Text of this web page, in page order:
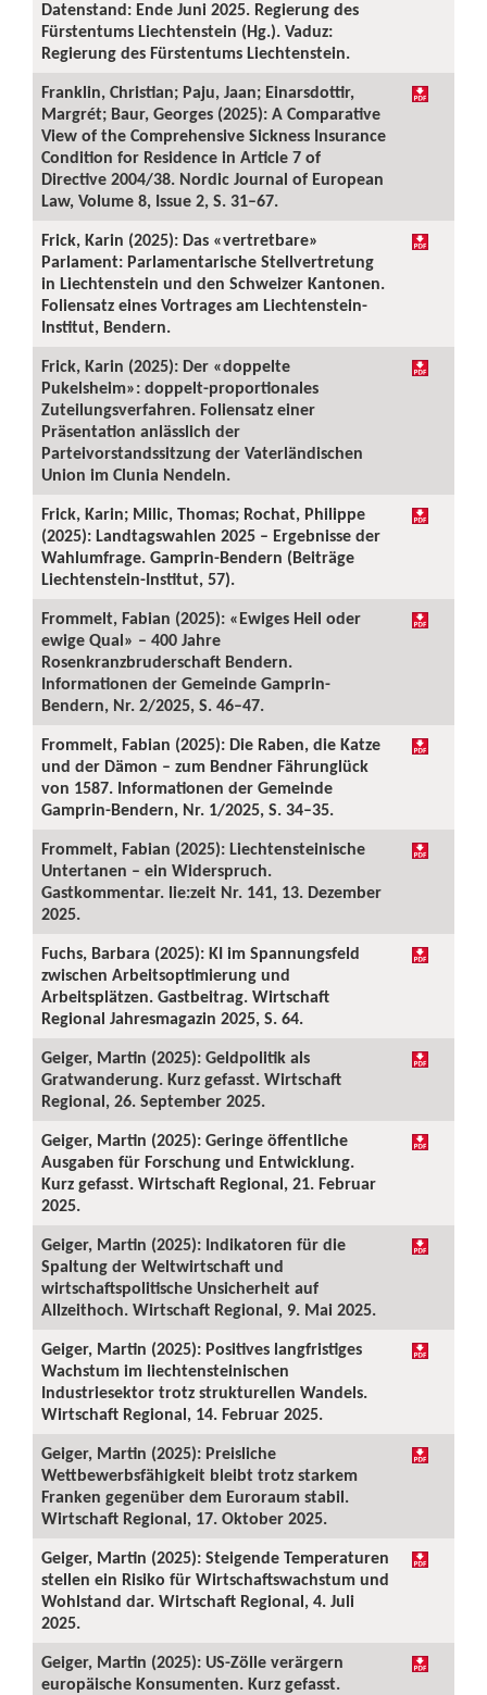
Datenstand: Ende Juni 2025. Regierung des
Fürstentums Liechtenstein (Hg.). Vaduz:
Regierung des Fürstentums Liechtenstein.
Franklin, Christian; Paju, Jaan; Einarsdottir,
Margrét; Baur, Georges (2025): A Comparative
View of the Comprehensive Sickness Insurance
Condition for Residence in Article 7 of
Directive 2004/38. Nordic Journal of European
Law, Volume 8, Issue 2, S. 31–67.
Frick, Karin (2025): Das «vertretbare»
Parlament: Parlamentarische Stellvertretung
in Liechtenstein und den Schweizer Kantonen.
Foliensatz eines Vortrages am Liechtenstein-
Institut, Bendern.
Frick, Karin (2025): Der «doppelte
Pukelsheim»: doppelt-proportionales
Zuteilungsverfahren. Foliensatz einer
Präsentation anlässlich der
Parteivorstandssitzung der Vaterländischen
Union im Clunia Nendeln.
Frick, Karin; Milic, Thomas; Rochat, Philippe
(2025): Landtagswahlen 2025 – Ergebnisse der
Wahlumfrage. Gamprin-Bendern (Beiträge
Liechtenstein-Institut, 57).
Frommelt, Fabian (2025): «Ewiges Heil oder
ewige Qual» – 400 Jahre
Rosenkranzbruderschaft Bendern.
Informationen der Gemeinde Gamprin-
Bendern, Nr. 2/2025, S. 46–47.
Frommelt, Fabian (2025): Die Raben, die Katze
und der Dämon – zum Bendner Fährunglück
von 1587. Informationen der Gemeinde
Gamprin-Bendern, Nr. 1/2025, S. 34–35.
Frommelt, Fabian (2025): Liechtensteinische
Untertanen – ein Widerspruch.
Gastkommentar. lie:zeit Nr. 141, 13. Dezember
2025.
Fuchs, Barbara (2025): KI im Spannungsfeld
zwischen Arbeitsoptimierung und
Arbeitsplätzen. Gastbeitrag. Wirtschaft
Regional Jahresmagazin 2025, S. 64.
Geiger, Martin (2025): Geldpolitik als
Gratwanderung. Kurz gefasst. Wirtschaft
Regional, 26. September 2025.
Geiger, Martin (2025): Geringe öffentliche
Ausgaben für Forschung und Entwicklung.
Kurz gefasst. Wirtschaft Regional, 21. Februar
2025.
Geiger, Martin (2025): Indikatoren für die
Spaltung der Weltwirtschaft und
wirtschaftspolitische Unsicherheit auf
Allzeithoch. Wirtschaft Regional, 9. Mai 2025.
Geiger, Martin (2025): Positives langfristiges
Wachstum im liechtensteinischen
Industriesektor trotz strukturellen Wandels.
Wirtschaft Regional, 14. Februar 2025.
Geiger, Martin (2025): Preisliche
Wettbewerbsfähigkeit bleibt trotz starkem
Franken gegenüber dem Euroraum stabil.
Wirtschaft Regional, 17. Oktober 2025.
Geiger, Martin (2025): Steigende Temperaturen
stellen ein Risiko für Wirtschaftswachstum und
Wohlstand dar. Wirtschaft Regional, 4. Juli
2025.
Geiger, Martin (2025): US-Zölle verärgern
europäische Konsumenten. Kurz gefasst.